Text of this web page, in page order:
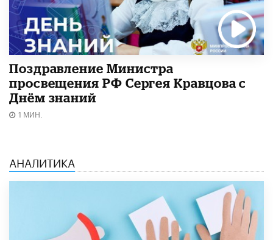
Поздравление Министра
просвещения РФ Сергея Кравцова с
Днём знаний
1 МИН.
АНАЛИТИКА